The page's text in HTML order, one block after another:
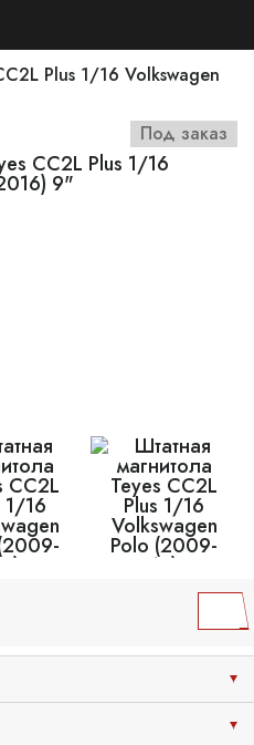
Plus 1/16 Volkswagen
Под заказ